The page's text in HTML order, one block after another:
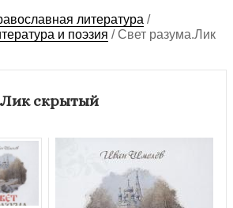
литература /
и поэзия /Свет разума.Лик
скрытый